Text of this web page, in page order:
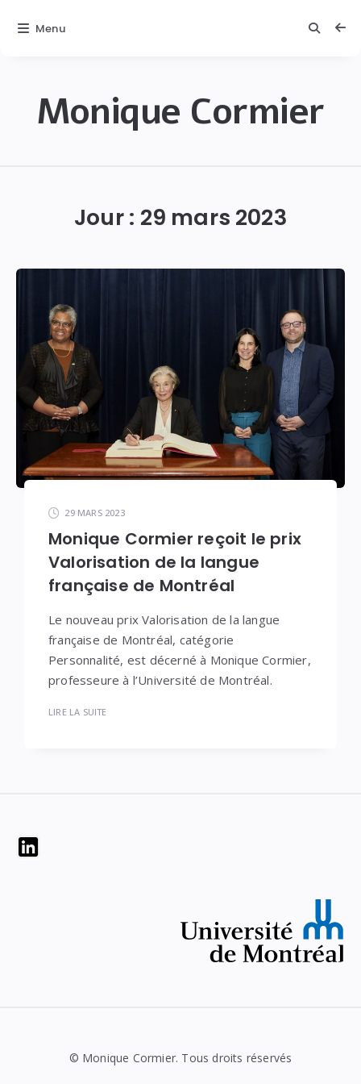
Monique Cormier
Jour : 29 mars 2023
29 MARS 2023
Monique Cormier reçoit le prix
Valorisation de la langue
française de Montréal
Le nouveau prix Valorisation de la langue
française de Montréal, catégorie
Personnalité, est décerné à Monique Cormier,
professeure à l’Université de Montréal.
LIRE LA SUITE
Widgets
© Monique Cormier. Tous droits réservés
Menu